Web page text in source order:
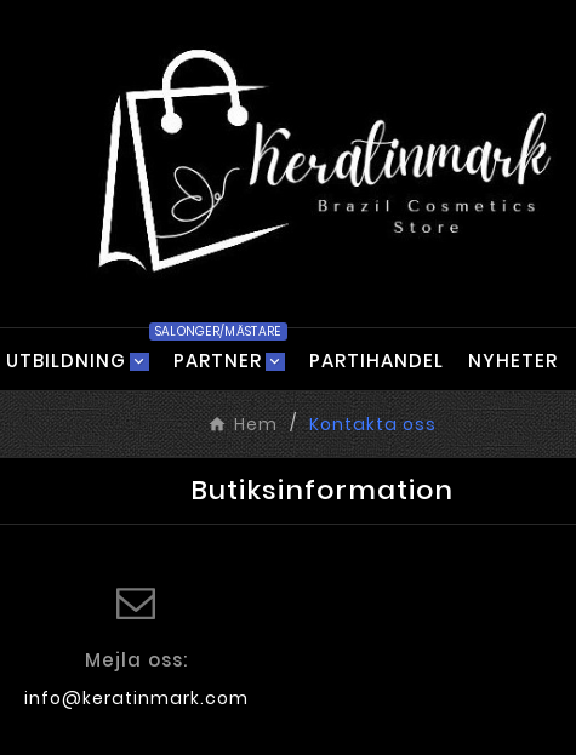
UTBILDNING PARTNER
SALONGER/MÄSTARE
PARTIHANDEL NYHETER
Hem Kontakta oss
Butiksinformation
Mejla oss:
info@keratinmark.com